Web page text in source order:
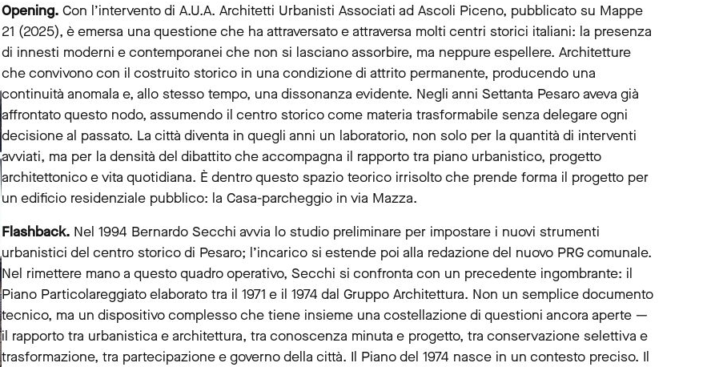
Opening.Con l’intervento di A.U.A. Architetti Urbanisti Associati ad Ascoli Piceno, pubblicato su Mappe
21 (2025), è emersa una questione che ha attraversato e attraversa molti centri storici italiani: la presenza
di innesti moderni e contemporanei che non si lasciano assorbire, ma neppure espellere. Architetture
che convivono con il costruito storico in una condizione di attrito permanente, producendo una
continuità anomala e, allo stesso tempo, una dissonanza evidente. Negli anni Settanta Pesaro aveva già
affrontato questo nodo, assumendo il centro storico come materia trasformabile senza delegare ogni
decisione al passato. La città diventa in quegli anni un laboratorio, non solo per la quantità di interventi
avviati, ma per la densità del dibattito che accompagna il rapporto tra piano urbanistico, progetto
architettonico e vita quotidiana. È dentro questo spazio teorico irrisolto che prende forma il progetto per
un edificio residenziale pubblico: la Casa-parcheggio in via Mazza.
Flashback.Nel 1994 Bernardo Secchi avvia lo studio preliminare per impostare i nuovi strumenti
urbanistici del centro storico di Pesaro; l’incarico si estende poi alla redazione del nuovo PRG comunale.
Nel rimettere mano a questo quadro operativo, Secchi si confronta con un precedente ingombrante: il
Piano Particolareggiato elaborato tra il 1971 e il 1974 dal Gruppo Architettura. Non un semplice documento
tecnico, ma un dispositivo complesso che tiene insieme una costellazione di questioni ancora aperte —
il rapporto tra urbanistica e architettura, tra conoscenza minuta e progetto, tra conservazione selettiva e
trasformazione, tra partecipazione e governo della città. Il Piano del 1974 nasce in un contesto preciso. Il